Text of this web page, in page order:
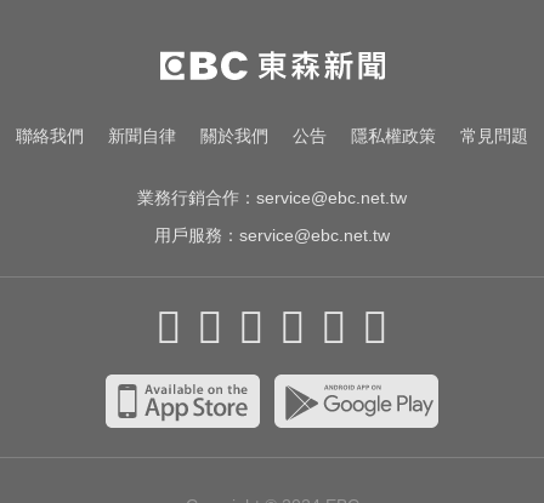
淑麗氣象／白海豚路徑變了！最快
明海警 未來一週降雨熱區曝
白海豚逼近放颱風假？蔣萬安說話
聯絡我們 新聞自律 關於我們 公告 隱私權政策 常見問題
業務行銷合作： service@ebc.net.tw
用戶服務： service@ebc.net.tw